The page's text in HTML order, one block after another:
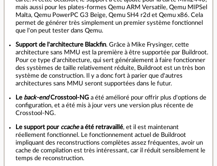
mais aussi pour les plates-formes Qemu ARM Versatile, Qemu MIPSel
Malta, Qemu PowerPC G3 Beige, Qemu SH4 r2d et Qemu x86. Cela
permet de générer très simplement un premier système fonctionnel
que l'on peut tester dans Qemu.
Support de l'architecture Blackfin. Grâce à Mike Frysinger, cette
architecture sans MMU est la première à être supportée par Buildroot.
Pour ce type d'architecture, qui sert généralement à faire fonctionner
des systèmes de taille relativement réduite, Buildroot est un très bon
système de construction. Il y a donc fort à parier que d'autres
architectures sans MMU seront supportées dans le futur.
Le back-endCrosstool-NG a été amélioré pour offrir plus d'options de
configuration, et a été mis à jour vers une version plus récente de
Crosstool-NG.
Le support pour ccachea été retravaillé, et il est maintenant
réellement fonctionnel. Le fonctionnement actuel de Buildroot
impliquant des reconstructions complètes assez fréquentes, avoir un
cache de compilation est très intéressant, car il réduit sensiblement le
temps de reconstruction.